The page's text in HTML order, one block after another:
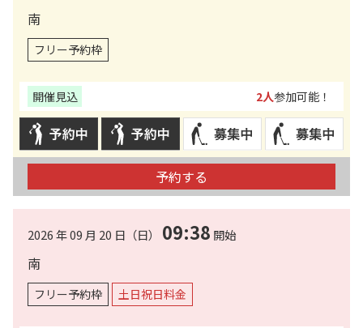
南
フリー予約枠
開催見込 2人参加可能！
予約する
2026 年 09 月 20 日（日） 09:38 開始
南
フリー予約枠 土日祝日料金